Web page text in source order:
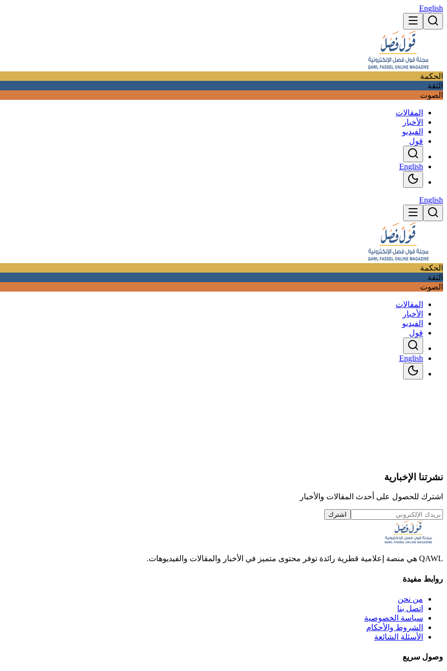
English
الحكمة
الثقة
الصوت
المقالات
الأخبار
الفيديو
قول
English
English
الحكمة
الثقة
الصوت
المقالات
الأخبار
الفيديو
قول
English
نشرتنا الإخبارية
اشترك للحصول على أحدث المقالات والأخبار
اشترك
QAWL هي منصة إعلامية قطرية رائدة توفر محتوى متميز في الأخبار والمقالات والفيديوهات.
روابط مفيدة
من نحن
اتصل بنا
سياسة الخصوصية
الشروط والأحكام
الأسئلة الشائعة
وصول سريع